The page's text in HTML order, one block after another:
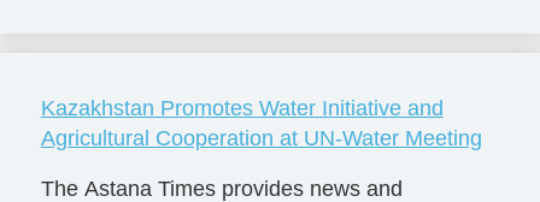
Kazakhstan Promotes Water Initiative and
Agricultural Cooperation at UN-Water Meeting
The Astana Times provides news and